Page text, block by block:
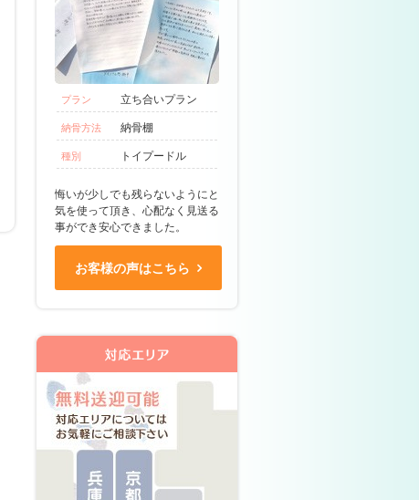
プラン 立ち合いプラン
納骨方法 納骨棚
種別 トイプードル
悔いが少しでも残らないようにと
気を使って頂き、心配なく見送る
事ができ安心できました。
お客様の声はこちら